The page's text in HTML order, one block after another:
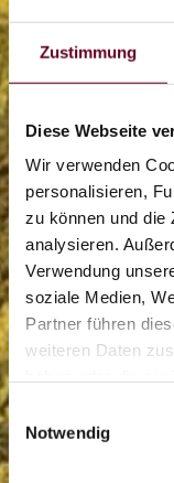
Zustimmung
Diese Webseite
Wir verwenden
personalisieren,
zu können und die
analysieren.
Verwendung
soziale Medien,
Partner führen
weiteren Daten
Einwilligungsauswahl
Notwendig